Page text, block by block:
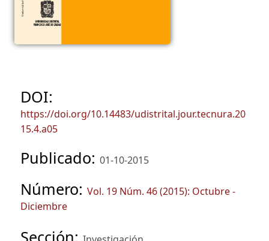
DOI:
https://doi.org/10.14483/udistrital.jour.tecnura.20
15.4.a05
Publicado: 01-10-2015
Número: Vol. 19 Núm. 46 (2015): Octubre -
Diciembre
Sección: